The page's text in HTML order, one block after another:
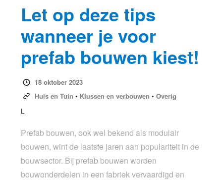
Let op deze tips
wanneer je voor
prefab bouwen kiest!
18 oktober 2023
Huis en Tuin • Klussen en verbouwen • Overig
L
Prefab bouwen, ook wel bekend als modulair
bouwen, wint de laatste jaren aan populariteit in de
bouwsector. Bij prefab bouwen worden
bouwonderdelen in een fabriek vervaardigd en